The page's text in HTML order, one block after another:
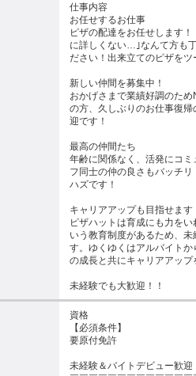
仕事内容
お任せするお仕事
ピザの配達をお任せします
に詳しくない…｣なんて方も
ださい！出来立てのピザをツ
新しい仲間を募集中！
おかげさまで業績好調のた
の方、久しぶりのお仕事復
迎です！
最高の仲間たち
年齢に関係なく、活発にコ
フ同士の仲の良さもバッチ
ハズです！
キャリアアップも目指せます
ピザハットは育成にも力を
いう教育制度があるため、
す。ゆくゆくはアルバイト
の成長と共にキャリアアップ
未経験でも大歓迎！！
資格
【必須条件】
要原付免許
未経験＆バイトデビュー歓迎